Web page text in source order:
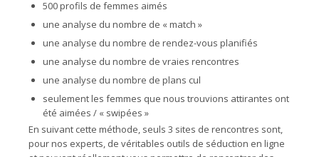
500 profils de femmes aimés
une analyse du nombre de « match »
une analyse du nombre de rendez-vous planifiés
une analyse du nombre de vraies rencontres
une analyse du nombre de plans cul
seulement les femmes que nous trouvions attirantes ont
été aimées / « swipées »
En suivant cette méthode, seuls 3 sites de rencontres sont,
pour nos experts, de véritables outils de séduction en ligne